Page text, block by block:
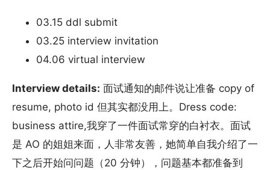
03.15 ddl submit
03.25 interview invitation
04.06 virtual interview
Interview details: 面试通知的邮件说让准备 copy of
resume, photo id 但其实都没用上。Dress code:
business attire,我穿了一件面试常穿的白衬衣。面试
是 AO 的姐姐来面，人非常友善，她简单自我介绍了一
下之后开始问问题（20 分钟），问题基本都准备到